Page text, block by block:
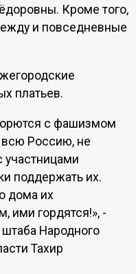
Кроме того,
и повседневные
платьев.
с фашизмом
всю Россию, не
участницами
поддержать их.
дома их
ими гордятся!», -
Народного
Тахир